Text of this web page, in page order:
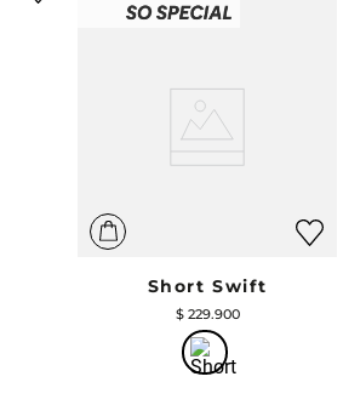
Short Swift
$ 229.900